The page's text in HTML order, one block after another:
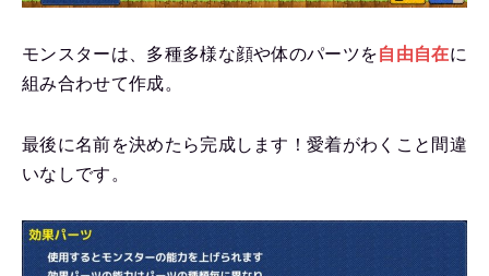
モンスターは、多種多様な顔や体のパーツを自由自在に
組み合わせて作成。
最後に名前を決めたら完成します！愛着がわくこと間違
いなしです。